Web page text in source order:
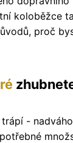
koloběžce
proč
-